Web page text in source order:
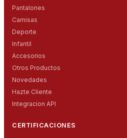
Pantalones
Camisas
Deporte
Infantil
Accesorios
Otros Productos
Novedades
Hazte Cliente
Integracion API
CERTIFICACIONES